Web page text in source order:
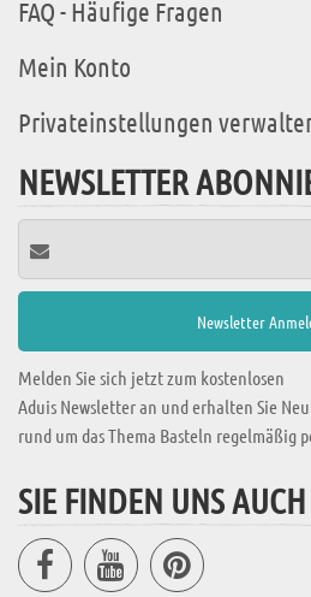
FAQ - Häufige Fragen
Mein Konto
Privateinstellungen
NEWSLETTER
Melden Sie sich jetzt zum kostenlosen
Aduis Newsletter an und erhalten Sie
rund um das Thema Basteln regelmäßig
SIE FINDEN UNS